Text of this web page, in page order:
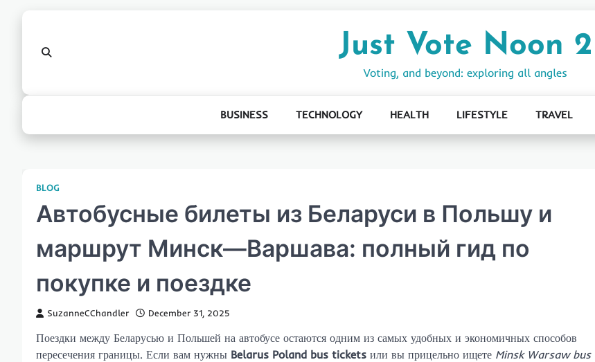
Just Vote Noon 2
Voting, and beyond: exploring all angles
BUSINESS TECHNOLOGY HEALTH LIFESTYLE TRAVEL
BLOG
Автобусные билеты из Беларуси в Польшу и
маршрут Минск—Варшава: полный гид по
покупке и поездке
SuzanneCChandler December 31, 2025
Поездки между Беларусью и Польшей на автобусе остаются одним из самых удобных и экономичных способов
пересечения границы. Если вам нужны Belarus Poland bus tickets или вы прицельно ищете Minsk Warsaw bus